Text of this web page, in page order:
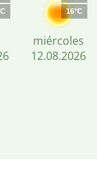
16°C
miércoles
12.08.2026